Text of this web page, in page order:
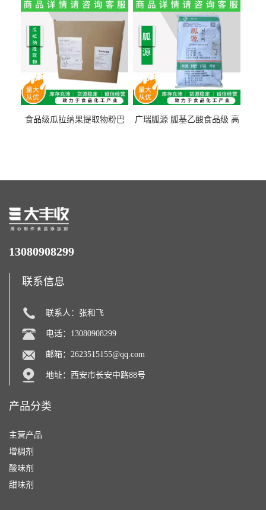
量1kg包邮
食品级瓜拉纳果提取物粉巴
广瑞胍源 胍基乙酸食品级 高
13080908299
联系信息
联系人：张和飞
电话：13080908299
邮箱： 2623515155@qq.com
地址：西安市长安中路88号
产品分类
主营产品
增稠剂
酸味剂
甜味剂